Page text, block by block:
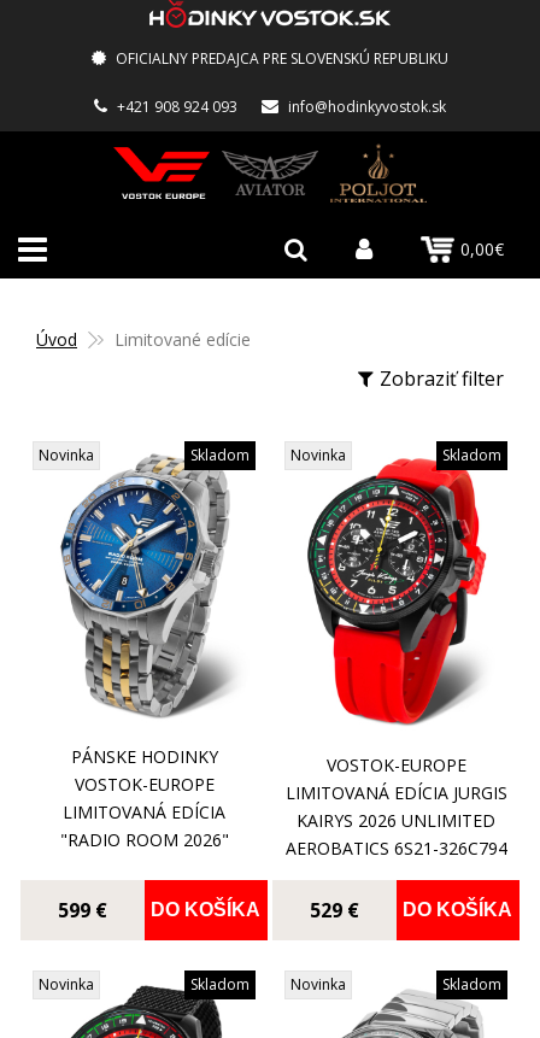
OFICIALNY PREDAJCA PRE SLOVENSKÚ REPUBLIKU
+421 908 924 093 info@hodinkyvostok.sk
0,00€
Úvod Limitované edície
Zobraziť filter
Novinka Skladom
PÁNSKE HODINKY
VOSTOK-EUROPE
LIMITOVANÁ EDÍCIA
"RADIO ROOM 2026"
599 € DO KOŠÍKA
Novinka Skladom
VOSTOK-EUROPE
LIMITOVANÁ EDÍCIA JURGIS
KAIRYS 2026 UNLIMITED
AEROBATICS 6S21-326C794
529 € DO KOŠÍKA
Novinka Skladom Novinka Skladom